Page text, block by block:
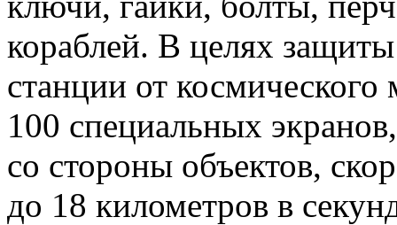
кораблей. В целях
станции от
100 специальных
со стороны объектов,
до 18 километров в